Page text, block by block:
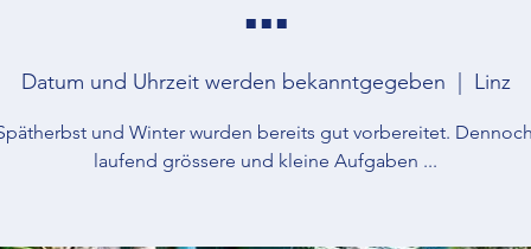
Datum und Uhrzeit werden bekanntgegeben Linz
und Winter wurden bereits gut vorbereitet.
laufend grössere und kleine Aufgaben ...